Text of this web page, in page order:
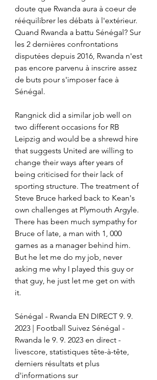
doute que Rwanda aura à coeur de
rééquilibrer les débats à l'extérieur.
Quand Rwanda a battu Sénégal? Sur
les 2 dernières confrontations
disputées depuis 2016, Rwanda n'est
pas encore parvenu à inscrire assez
de buts pour s'imposer face à
Sénégal.
Rangnick did a similar job well on
two different occasions for RB
Leipzig and would be a shrewd hire
that suggests United are willing to
change their ways after years of
being criticised for their lack of
sporting structure. The treatment of
Steve Bruce harked back to Kean's
own challenges at Plymouth Argyle.
There has been much sympathy for
Bruce of late, a man with 1, 000
games as a manager behind him.
But he let me do my job, never
asking me why I played this guy or
that guy, he just let me get on with
it.
Sénégal - Rwanda EN DIRECT 9. 9.
2023 | Football Suivez Sénégal -
Rwanda le 9. 9. 2023 en direct -
livescore, statistiques tête-à-tête,
derniers résultats et plus
d'informations sur